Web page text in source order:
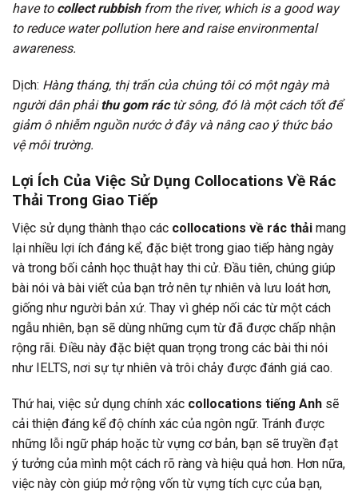
have to collect rubbishfrom the river, which is a good way
to reduce water pollution here and raise environmental
awareness.
Dịch: Hàng tháng, thị trấn của chúng tôi có một ngày mà
người dân phảithu gom ráctừ sông, đó là một cách tốt để
giảm ô nhiễm nguồn nước ở đây và nâng cao ý thức bảo
vệ môi trường.
Lợi Ích Của Việc Sử Dụng Collocations Về Rác
Thải Trong Giao Tiếp
Việc sử dụng thành thạo các collocations về rác thải mang
lại nhiều lợi ích đáng kể, đặc biệt trong giao tiếp hàng ngày
và trong bối cảnh học thuật hay thi cử. Đầu tiên, chúng giúp
bài nói và bài viết của bạn trở nên tự nhiên và lưu loát hơn,
giống như người bản xứ. Thay vì ghép nối các từ một cách
ngẫu nhiên, bạn sẽ dùng những cụm từ đã được chấp nhận
rộng rãi. Điều này đặc biệt quan trọng trong các bài thi nói
như IELTS, nơi sự tự nhiên và trôi chảy được đánh giá cao.
Thứ hai, việc sử dụng chính xác collocations tiếng Anh sẽ
cải thiện đáng kể độ chính xác của ngôn ngữ. Tránh được
những lỗi ngữ pháp hoặc từ vựng cơ bản, bạn sẽ truyền đạt
ý tưởng của mình một cách rõ ràng và hiệu quả hơn. Hơn nữa,
việc này còn giúp mở rộng vốn từ vựng tích cực của bạn,